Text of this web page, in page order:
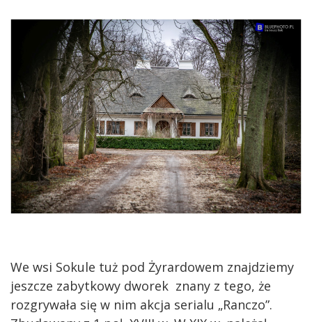
We wsi Sokule tuż pod Żyrardowem znajdziemy
jeszcze zabytkowy dworek znany z tego, że
rozgrywała się w nim akcja serialu „Ranczo”.